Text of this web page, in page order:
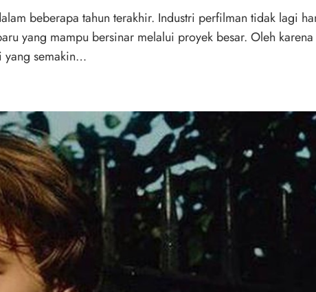
beberapa tahun terakhir. Industri perfilman tidak lagi
yang mampu bersinar melalui proyek besar. Oleh
yang semakin…